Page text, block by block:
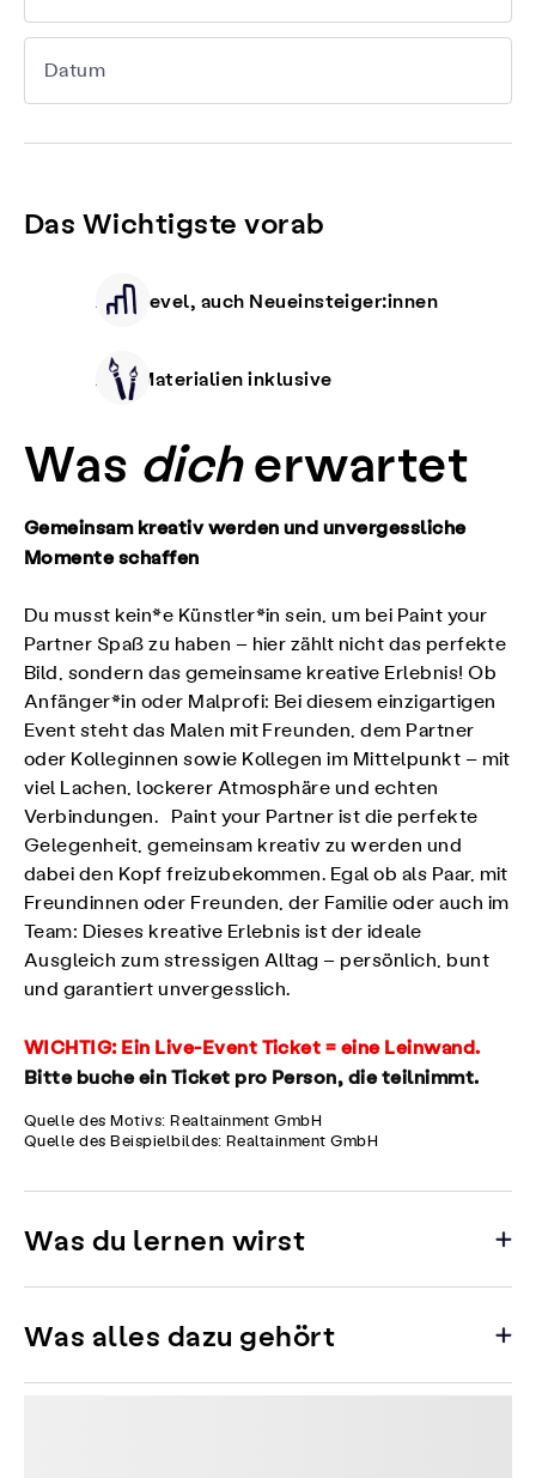
Datum
Das Wichtigste vorab
Alle Level, auch Neueinsteiger:innen
Alle Materialien inklusive
Was dicherwartet
Gemeinsam kreativ werden und unvergessliche
Momente schaffen
Du musst kein*e Künstler*in sein, um bei Paint your
Partner Spaß zu haben – hier zählt nicht das perfekte
Bild, sondern das gemeinsame kreative Erlebnis! Ob
Anfänger*in oder Malprofi: Bei diesem einzigartigen
Event steht das Malen mit Freunden, dem Partner
oder Kolleginnen sowie Kollegen im Mittelpunkt – mit
viel Lachen, lockerer Atmosphäre und echten
Verbindungen. Paint your Partner ist die perfekte
Gelegenheit, gemeinsam kreativ zu werden und
dabei den Kopf freizubekommen. Egal ob als Paar, mit
Freundinnen oder Freunden, der Familie oder auch im
Team: Dieses kreative Erlebnis ist der ideale
Ausgleich zum stressigen Alltag – persönlich, bunt
und garantiert unvergesslich.
WICHTIG: Ein Live-Event Ticket = eine Leinwand.
Bitte buche ein Ticket pro Person, die teilnimmt.
Quelle des Motivs: Realtainment GmbH
Quelle des Beispielbildes: Realtainment GmbH
Was du lernen wirst
Was alles dazu gehört